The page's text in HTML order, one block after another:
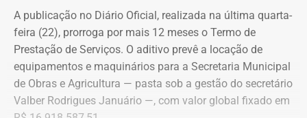
Suprimentos (DSU) e Segurança e Governança (DSG). O
contrato foi firmado com a empresa Rei dos Blindados
Locação de Veículos Ltda. e prevê a locação de quatro
SUVs zero quilômetro, com blindagem nível III-A, sem
motorista e sem fornecimento de combustível.
Cada automóvel custará R$ 8.977,78 por mês,
A publicação no Diário Oficial, realizada na última quarta-
feira (22), prorroga por mais 12 meses o Termo de
Prestação de Serviços. O aditivo prevê a locação de
equipamentos e maquinários para a Secretaria Municipal
de Obras e Agricultura — pasta sob a gestão do secretário
Valber Rodrigues Januário —, com valor global fixado em